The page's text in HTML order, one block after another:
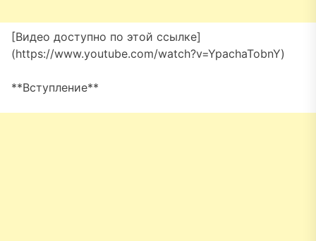
[Видео доступно по этой ссылке]
(https://www.youtube.com/watch?v=YpachaTobnY)
**Вступление**